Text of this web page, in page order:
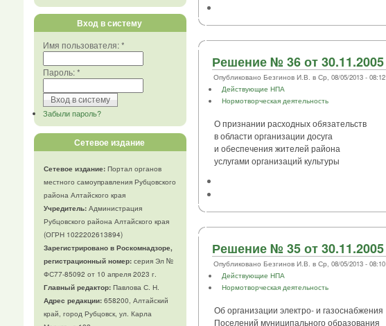
Вход в систему
Имя пользователя:*
Пароль:*
Забыли пароль?
Сетевое издание
Сетевое издание:Портал органов
местного самоуправления Рубцовского
района Алтайского края
Учредитель:Администрация
Рубцовского района Алтайского края
(ОГРН 1022202613894)
Зарегистрировано в Роскомнадзоре,
регистрационный номер:серия Эл №
ФС77-85092 от 10 апреля 2023 г.
Главный редактор:Павлова С. Н.
Адрес редакции:658200, Алтайский
край, город Рубцовск, ул. Карла
Решение № 36 от 30.11.2005
Опубликовано Безгинов И.В. в Ср, 08/05/2013 - 08:12
Действующие НПА
Нормотворческая деятельность
О признании расходных обязательств
в области организации досуга
и обеспечения жителей района
услугами организаций культуры
Решение № 35 от 30.11.2005
Опубликовано Безгинов И.В. в Ср, 08/05/2013 - 08:10
Действующие НПА
Нормотворческая деятельность
Об организации электро- и газоснабжения
Поселений муниципального образования